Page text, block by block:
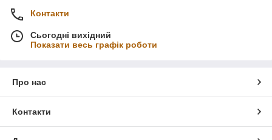
Контакти
Сьогодні вихідний
Показати весь графік роботи
Про нас
Контакти